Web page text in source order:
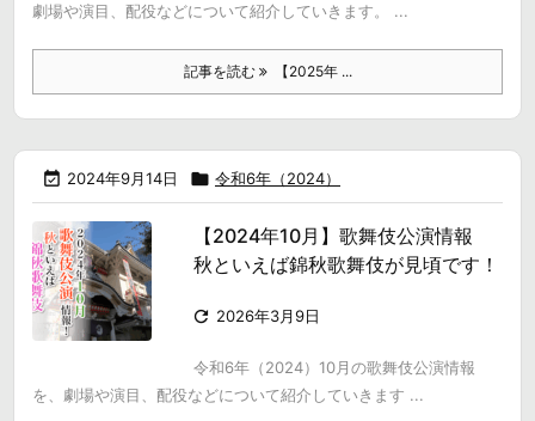
劇場や演目、配役などについて紹介していきます。 ...
記事を読む 【2025年 ...
 2024年9月14日  令和6年（2024）
【2024年10月】歌舞伎公演情報
秋といえば錦秋歌舞伎が見頃です！
 2026年3月9日
令和6年（2024）10月の歌舞伎公演情報
を、劇場や演目、配役などについて紹介していきます ...